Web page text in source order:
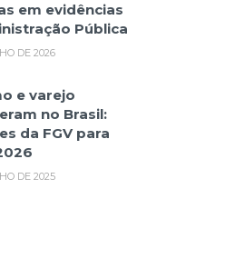
em evidências
Pública
DE 2026
e varejo
no Brasil:
da FGV para
DE 2025